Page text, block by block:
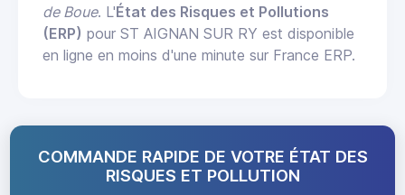
de Boue. L'État des Risques et Pollutions
(ERP) pour ST AIGNAN SUR RY est disponible
en ligne en moins d'une minute sur France ERP.
COMMANDE RAPIDE DE VOTRE ÉTAT DES
RISQUES ET POLLUTION